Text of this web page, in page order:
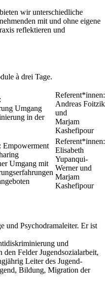
wir unterschiedliche
mit und ohne eigene
reflektie­ren und
à drei Tage.
Umgang
in der
Referent*innen:
Andreas Foitzik
und
Marjam
Kashefipour
Empowerment
Umgang mit
Referent*innen:
Elisabeth
Yupanqui-
Werner und
Marjam
Kashefipour
und Psychodramaleiter. Er ist
und
Felder Jugendsozialarbeit,
Leiter des Jugend­
Bildung, Migration der